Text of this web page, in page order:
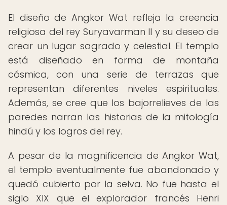
El diseño de Angkor Wat refleja la creencia
religiosa del rey Suryavarman II y su deseo de
crear un lugar sagrado y celestial. El templo
está diseñado en forma de montaña
cósmica, con una serie de terrazas que
representan diferentes niveles espirituales.
Además, se cree que los bajorrelieves de las
paredes narran las historias de la mitología
hindú y los logros del rey.
A pesar de la magnificencia de Angkor Wat,
el templo eventualmente fue abandonado y
quedó cubierto por la selva. No fue hasta el
siglo XIX que el explorador francés Henri